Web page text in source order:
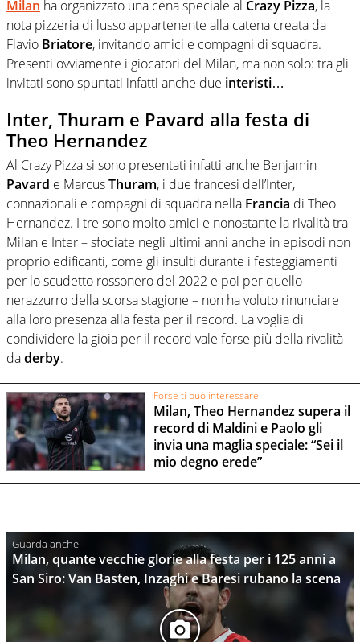
Milan ha organizzato una cena speciale al Crazy Pizza, la
nota pizzeria di lusso appartenente alla catena creata da
Flavio Briatore, invitando amici e compagni di squadra.
Presenti ovviamente i giocatori del Milan, ma non solo: tra gli
invitati sono spuntati infatti anche due interisti…
Inter, Thuram e Pavard alla festa di
Theo Hernandez
Al Crazy Pizza si sono presentati infatti anche Benjamin
Pavard e MarcusThuram, i due francesi dell’Inter,
connazionali e compagni di squadra nella Francia di Theo
Hernandez. I tre sono molto amici e nonostante la rivalità tra
Milan e Inter – sfociate negli ultimi anni anche in episodi non
proprio edificanti, come gli insulti durante i festeggiamenti
per lo scudetto rossonero del 2022 e poi per quello
nerazzurro della scorsa stagione – non ha voluto rinunciare
alla loro presenza alla festa per il record. La voglia di
condividere la gioia per il record vale forse più della rivalità
daderby.
Forse ti può interessare
Milan, Theo Hernandez supera il
record di Maldini e Paolo gli
invia una maglia speciale: “Sei il
mio degno erede”
Milan, quante vecchie glorie alla festa per i 125 anni a
San Siro: Van Basten, Inzaghi e Baresi rubano la scena